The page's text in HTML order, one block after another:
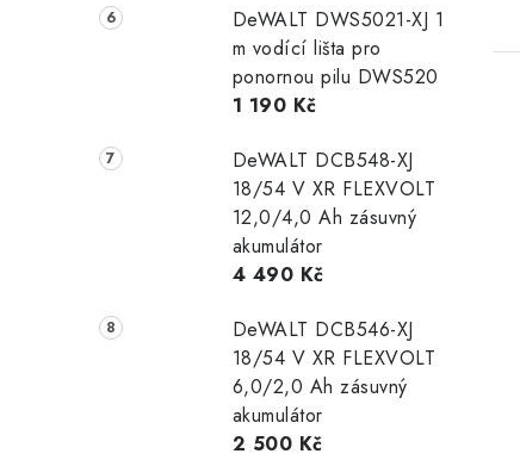
DeWALT DWS5021-XJ 1
m vodící lišta pro
ponornou pilu DWS520
1 190 Kč
DeWALT DCB548-XJ
18/54 V XR FLEXVOLT
12,0/4,0 Ah zásuvný
akumulátor
4 490 Kč
DeWALT DCB546-XJ
18/54 V XR FLEXVOLT
6,0/2,0 Ah zásuvný
akumulátor
2 500 Kč